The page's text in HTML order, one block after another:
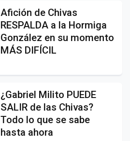
Afición de Chivas
RESPALDA a la Hormiga
González en su momento
MÁS DIFÍCIL
¿Gabriel Milito PUEDE
SALIR de las Chivas?
Todo lo que se sabe
hasta ahora